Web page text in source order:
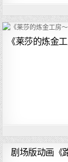
《莱莎的炼金
剧场版动画《